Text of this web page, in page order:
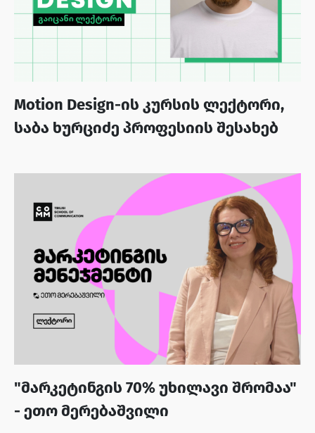
Motion Design-ის კურსის ლექტორი,
საბა ხურციძე პროფესიის შესახებ
"მარკეტინგის 70% უხილავი შრომაა"
- ეთო მერებაშვილი